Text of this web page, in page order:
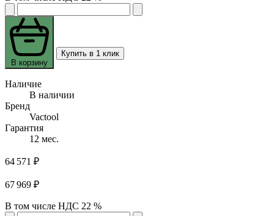
В корзину
Купить в 1 клик
Наличие
В наличии
Бренд
Vactool
Гарантия
12 мес.
64 571 ₽
67 969 ₽
В том числе НДС 22 %